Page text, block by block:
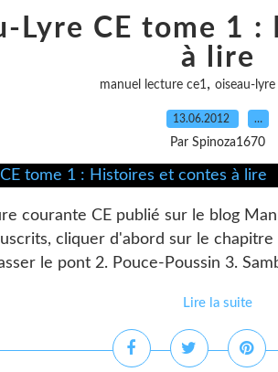
Lyre CE tome 1
à lire
manuel lecture ce1, oiseau-
13.06.2012 …
Par Spinoza1670
courante CE publié sur le blog
cliquer d'abord sur le
le pont 2. Pouce-Poussin 3.
Lire la suite